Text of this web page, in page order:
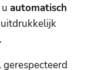
automatisch